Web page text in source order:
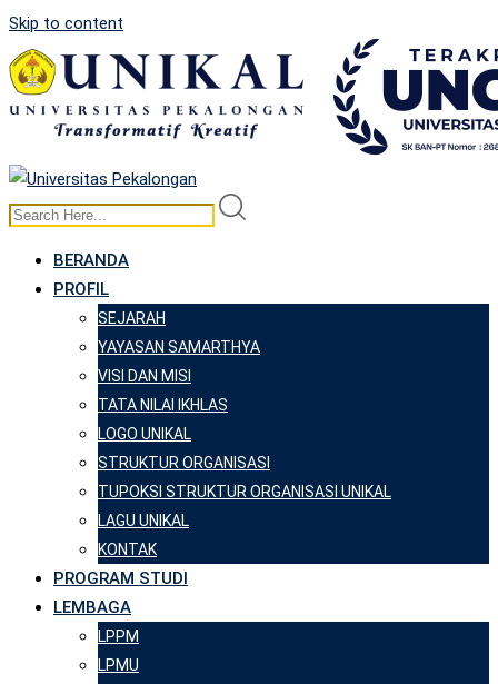
Skip to content
BERANDA
PROFIL
SEJARAH
YAYASAN SAMARTHYA
VISI DAN MISI
TATA NILAI IKHLAS
LOGO UNIKAL
STRUKTUR ORGANISASI
TUPOKSI STRUKTUR ORGANISASI UNIKAL
LAGU UNIKAL
KONTAK
PROGRAM STUDI
LEMBAGA
LPPM
LPMU